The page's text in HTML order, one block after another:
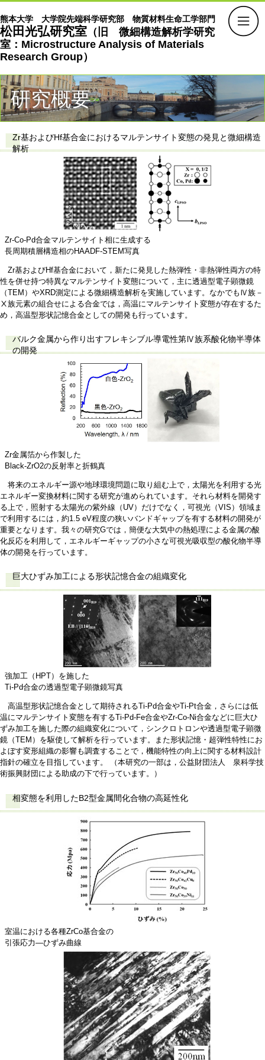
熊本大学 大学院先端科学研究部 物質材料生命工学部門
松田光弘研究室 （旧 微細構造解析学研究
室：Microstructure Analysis of Materials
Research Group）
研究概要
Zr基およびHf基合金におけるマルテンサイト変態の発見と微細構造
解析
Zr-Co-Pd合金マルテンサイト相に生成する
長周期積層構造相のHAADF-STEM写真
Zr基およびHf基合金において，新たに発見した熱弾性・非熱弾性両方の特
性を併せ持つ特異なマルテンサイト変態について，主に透過型電子顕微鏡
（TEM）やXRD測定による微細構造解析を実施しています。なかでもⅣ族－
Ⅹ族元素の組合せによる合金では，高温にマルテンサイト変態が存在するた
め，高温型形状記憶合金としての開発も行っています。
バルク金属から作り出すフレキシブル導電性第Ⅳ族系酸化物半導体
の開発
Zr金属箔から作製した
Black-ZrO2の反射率と折鶴真
将来のエネルギー源や地球環境問題に取り組む上で，太陽光を利用する光
エネルギー変換材料に関する研究が進められています。それら材料を開発す
る上で，照射する太陽光の紫外線（UV）だけでなく，可視光（VIS）領域ま
で利用するには，約1.5 eV程度の狭いバンドギャップを有する材料の開発が
重要となります。我々の研究Gでは，簡便な大気中の熱処理による金属の酸
化反応を利用して，エネルギーギャップの小さな可視光吸収型の酸化物半導
体の開発を行っています。
巨大ひずみ加工による形状記憶合金の組織変化
強加工（HPT）を施した
Ti-Pd合金の透過型電子顕微鏡写真
高温型形状記憶合金として期待されるTi-Pd合金やTi-Pt合金，さらには低
温にマルテンサイト変態を有するTi-Pd-Fe合金やZr-Co-Ni合金などに巨大ひ
ずみ加工を施した際の組織変化について，シンクロトロンや透過型電子顕微
鏡（TEM）を駆使して解析を行っています。また形状記憶・超弾性特性にお
よぼす変形組織の影響も調査することで，機能特性の向上に関する材料設計
指針の確立を目指しています。 （本研究の一部は，公益財団法人 泉科学技
術振興財団による助成の下で行っています。）
相変態を利用したB2型金属間化合物の高延性化
室温における各種ZrCo基合金の
引張応力―ひずみ曲線